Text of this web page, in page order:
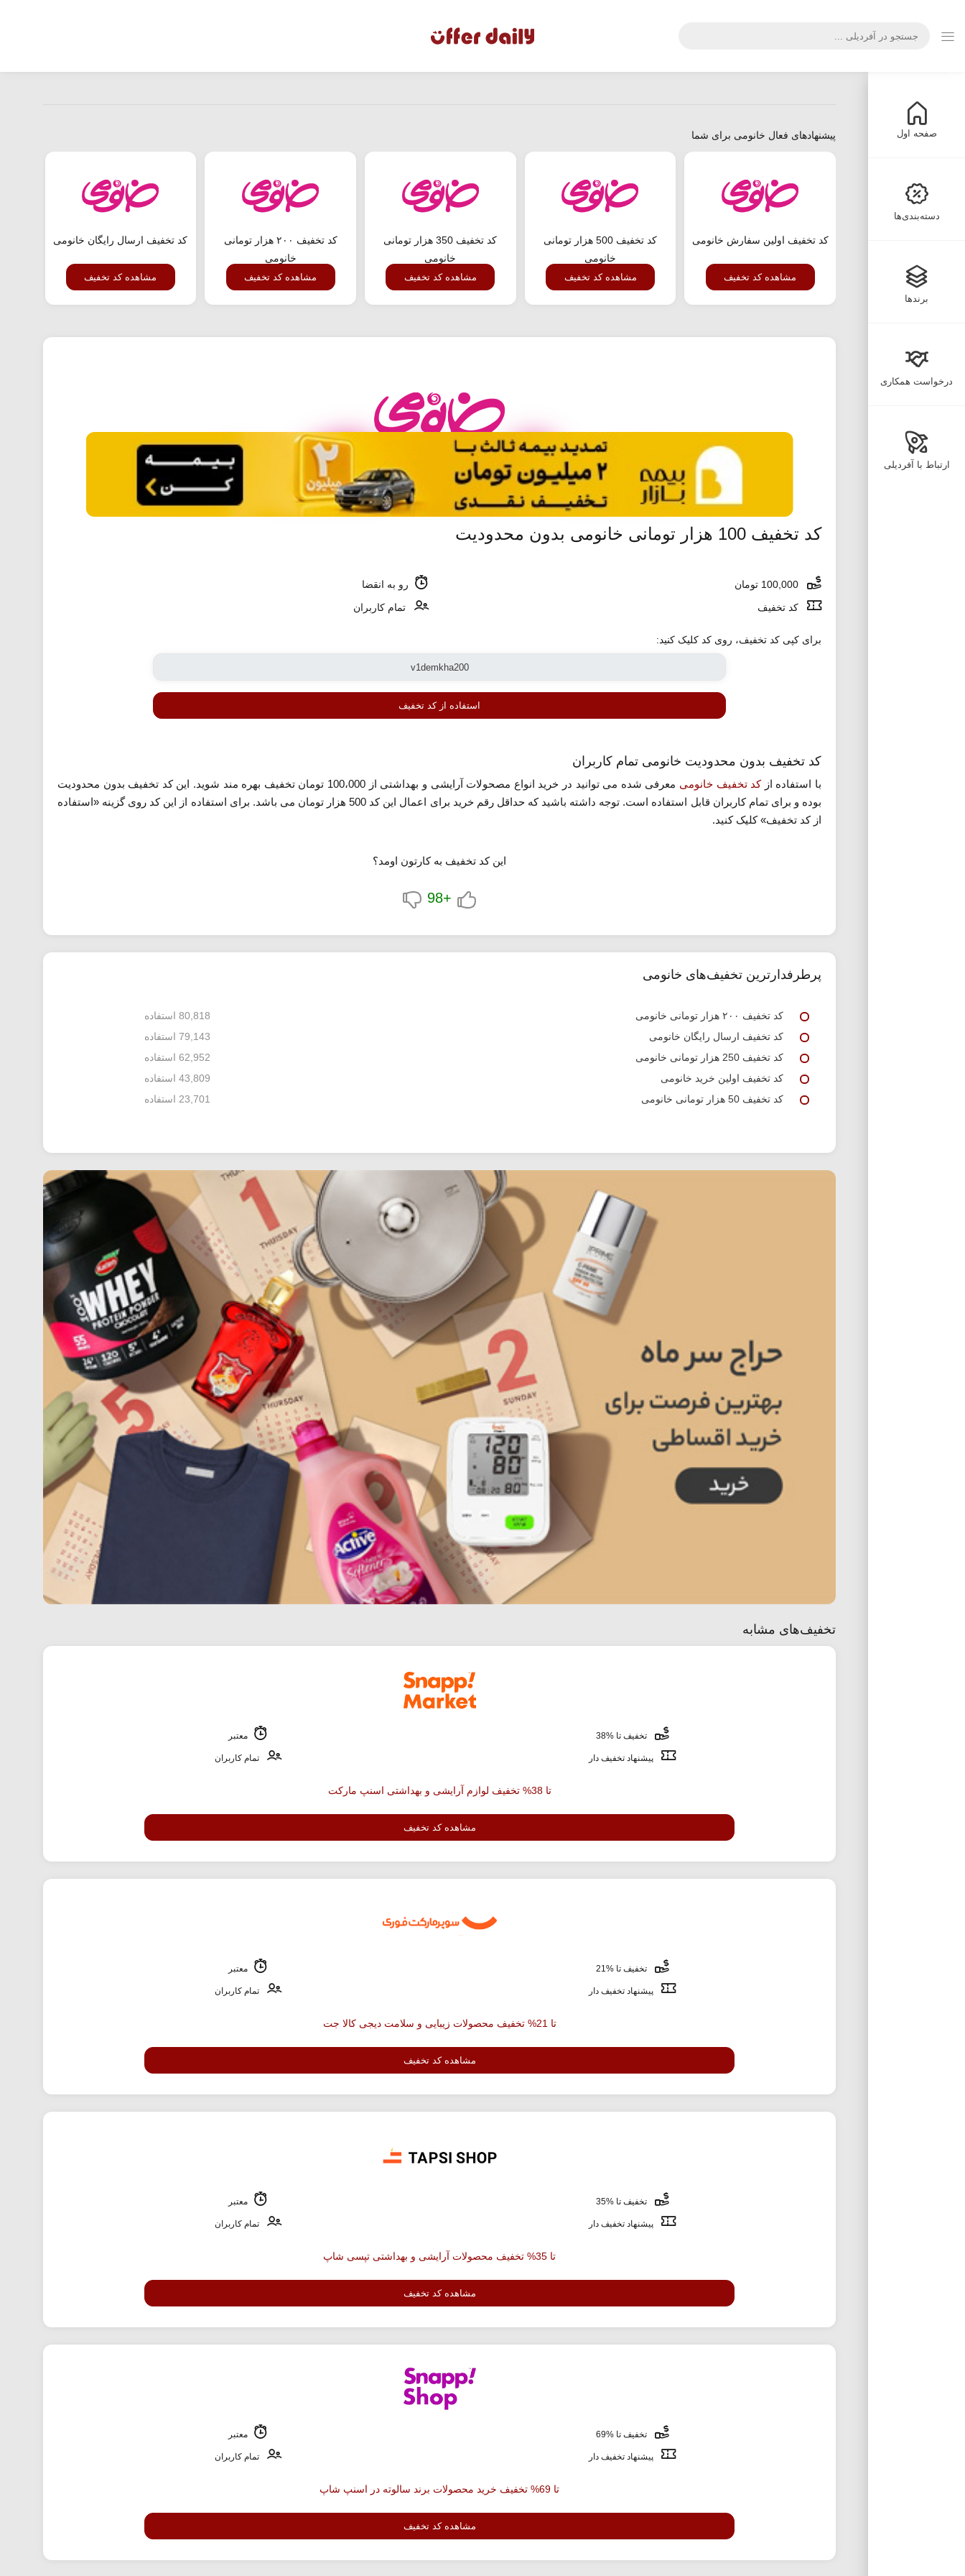
صفحه اول
دسته‌بندی‌ها
برندها
درخواست همکاری
ارتباط با آفردیلی
پیشنهادهای فعال خانومی برای شما
کد تخفیف اولین سفارش خانومی
مشاهده کد تخفیف
کد تخفیف 500 هزار تومانی
خانومی
مشاهده کد تخفیف
کد تخفیف 350 هزار تومانی
خانومی
مشاهده کد تخفیف
کد تخفیف ۲۰۰ هزار تومانی
خانومی
مشاهده کد تخفیف
کد تخفیف ارسال رایگان خانومی
مشاهده کد تخفیف
کد تخفیف 100 هزار تومانی خانومی بدون محدودیت
رو به انقضا
کد تخفیف
تمام کاربران
برای کپی کد تخفیف، روی کد کلیک کنید:
استفاده از کد تخفیف
کد تخفیف بدون محدودیت خانومی تمام کاربران
با استفاده ازکد تخفیف خانومی
معرفی شده می توانید در خرید انواع مصحولات آرایشی و بهداشتی از 100،000 تومان تخفیف بهره مند شوید. این کد تخفیف بدون محدودیت
بوده و برای تمام کاربران قابل استفاده است. توجه داشته باشید که حداقل رقم خرید برای اعمال این کد 500 هزار تومان می باشد. برای استفاده از این کد روی گزینه «استفاده
از کد تخفیف» کلیک کنید.
این کد تخفیف به کارتون اومد؟
+98
پرطرفدارترین تخفیف‌های خانومی
کد تخفیف ۲۰۰ هزار تومانی خانومی
80,818 استفاده
کد تخفیف ارسال رایگان خانومی
79,143 استفاده
کد تخفیف 250 هزار تومانی خانومی
62,952 استفاده
کد تخفیف اولین خرید خانومی
43,809 استفاده
کد تخفیف 50 هزار تومانی خانومی
23,701 استفاده
تخفیف‌های مشابه
تخفیف تا %38 معتبر
پیشنهاد تخفیف دار تمام کاربران
تا 38% تخفیف لوازم آرایشی و بهداشتی اسنپ مارکت
مشاهده کد تخفیف
تخفیف تا %21 معتبر
پیشنهاد تخفیف دار تمام کاربران
تا 21% تخفیف محصولات زیبایی و سلامت دیجی کالا جت
مشاهده کد تخفیف
تخفیف تا %35 معتبر
پیشنهاد تخفیف دار تمام کاربران
تا 35% تخفیف محصولات آرایشی و بهداشتی تپسی شاپ
مشاهده کد تخفیف
تخفیف تا %69 معتبر
پیشنهاد تخفیف دار تمام کاربران
تا 69% تخفیف خرید محصولات برند سالوته در اسنپ شاپ
مشاهده کد تخفیف